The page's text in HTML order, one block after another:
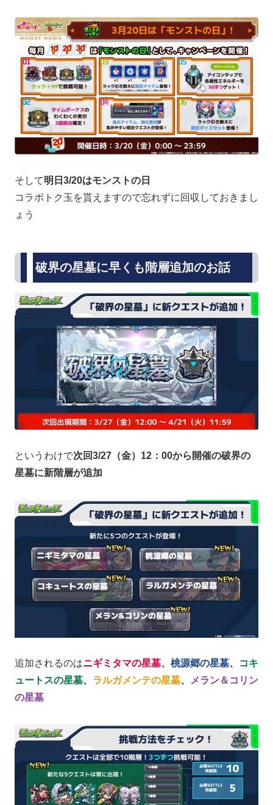
そして明日3/20はモンストの日
コラボトク玉を貰えますので忘れずに回収しておきまし
ょう
破界の星墓に早くも階層追加のお話
というわけで次回3/27（金）12：00から開催の破界の
星墓に新階層が追加
追加されるのはニギミタマの星墓、 桃源郷の星墓、
コキ
ュートスの星墓、 ラルガメンテの星墓、 メラン＆コリン
の星墓